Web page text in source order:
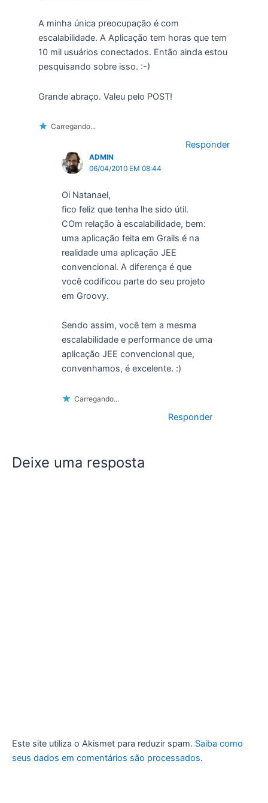
A minha única preocupação é com
escalabilidade. A Aplicação tem horas que tem
10 mil usuários conectados. Então ainda estou
pesquisando sobre isso. :-)
Grande abraço. Valeu pelo POST!
Carregando...
Responder
ADMIN
06/04/2010 EM 08:44
Oi Natanael,
fico feliz que tenha lhe sido útil.
COm relação à escalabilidade, bem:
uma aplicação feita em Grails é na
realidade uma aplicação JEE
convencional. A diferença é que
você codificou parte do seu projeto
em Groovy.
Sendo assim, você tem a mesma
escalabilidade e performance de uma
aplicação JEE convencional que,
convenhamos, é excelente. :)
Carregando...
Responder
Deixe uma resposta
Este site utiliza o Akismet para reduzir spam. Saiba como
seus dados em comentários são processados.